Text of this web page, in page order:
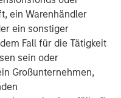
ein Warenhändler
ein sonstiger
Fall für die Tätigkeit
sein oder
Großunternehmen,
out of favor in the market.
strategies could result in
In general, equities
to activities specific
markets entail special risks
market and liquidity risks.
countries are greater
in foreign developed
capitalization